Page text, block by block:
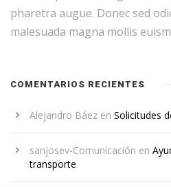
pharetra augue. Donec sed
malesuada magna mollis
COMENTARIOS RECIENTES
Alejandro Báez en Solicitudes
sanjosev-Comunicación en
transporte